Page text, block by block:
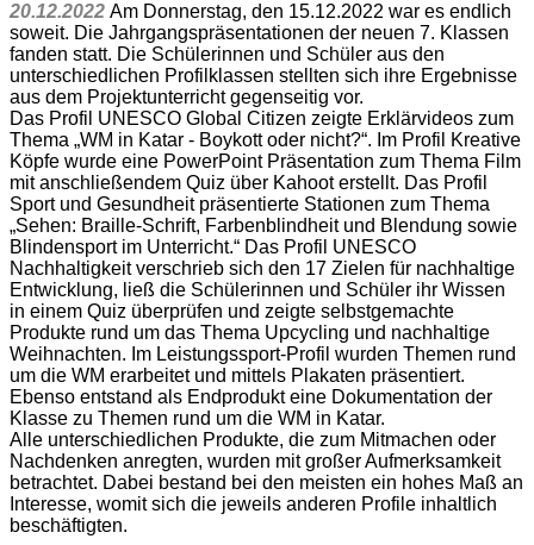
20.12.2022 Am Donnerstag, den 15.12.2022 war es endlich
soweit. Die Jahrgangspräsentationen der neuen 7. Klassen
fanden statt. Die Schülerinnen und Schüler aus den
unterschiedlichen Profilklassen stellten sich ihre Ergebnisse
aus dem Projektunterricht gegenseitig vor.
Das Profil UNESCO Global Citizen zeigte Erklärvideos zum
Thema „WM in Katar - Boykott oder nicht?“. Im Profil Kreative
Köpfe wurde eine PowerPoint Präsentation zum Thema Film
mit anschließendem Quiz über Kahoot erstellt. Das Profil
Sport und Gesundheit präsentierte Stationen zum Thema
„Sehen: Braille-Schrift, Farbenblindheit und Blendung sowie
Blindensport im Unterricht.“ Das Profil UNESCO
Nachhaltigkeit verschrieb sich den 17 Zielen für nachhaltige
Entwicklung, ließ die Schülerinnen und Schüler ihr Wissen
in einem Quiz überprüfen und zeigte selbstgemachte
Produkte rund um das Thema Upcycling und nachhaltige
Weihnachten. Im Leistungssport-Profil wurden Themen rund
um die WM erarbeitet und mittels Plakaten präsentiert.
Ebenso entstand als Endprodukt eine Dokumentation der
Klasse zu Themen rund um die WM in Katar.
Alle unterschiedlichen Produkte, die zum Mitmachen oder
Nachdenken anregten, wurden mit großer Aufmerksamkeit
betrachtet. Dabei bestand bei den meisten ein hohes Maß an
Interesse, womit sich die jeweils anderen Profile inhaltlich
beschäftigten.